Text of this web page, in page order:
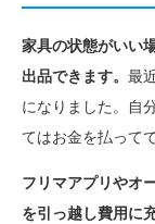
家具の状態がいい
出品できます。 最
になりました。自
てはお金を払って
フリマアプリやオ
を引っ越し費用に